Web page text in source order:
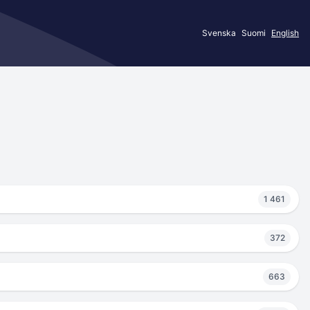
Svenska Suomi English
1 461
372
663